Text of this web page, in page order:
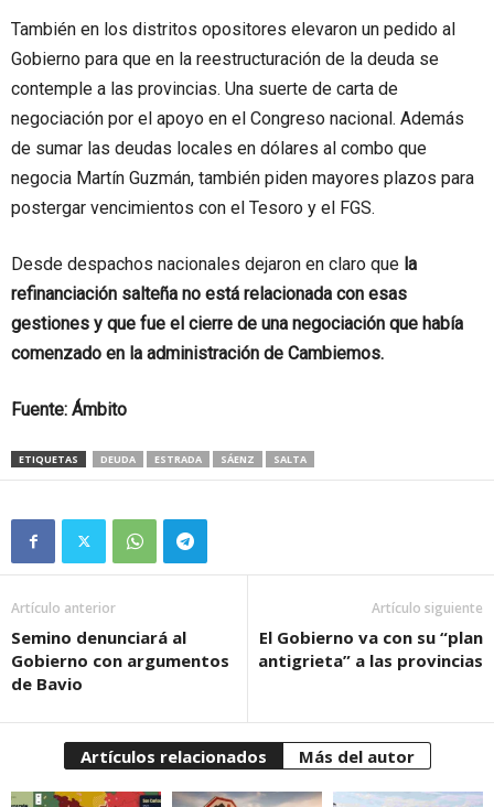
También en los distritos opositores elevaron un pedido al
Gobierno para que en la reestructuración de la deuda se
contemple a las provincias. Una suerte de carta de
negociación por el apoyo en el Congreso nacional. Además
de sumar las deudas locales en dólares al combo que
negocia Martín Guzmán, también piden mayores plazos para
postergar vencimientos con el Tesoro y el FGS.
Desde despachos nacionales dejaron en claro que la
refinanciación salteña no está relacionada con esas
gestiones y que fue el cierre de una negociación que había
comenzado en la administración de Cambiemos.
Fuente: Ámbito
ETIQUETAS DEUDA ESTRADA SÁENZ SALTA
Artículo anterior
Semino denunciará al
Gobierno con argumentos
de Bavio
Artículo siguiente
El Gobierno va con su “plan
antigrieta” a las provincias
Artículos relacionados Más del autor